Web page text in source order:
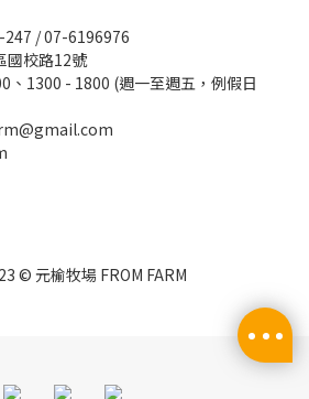
/ 07-6196976
國校路12號
、1300 - 1800 (週一至週五，例假日
© 元榆牧場 FROM FARM